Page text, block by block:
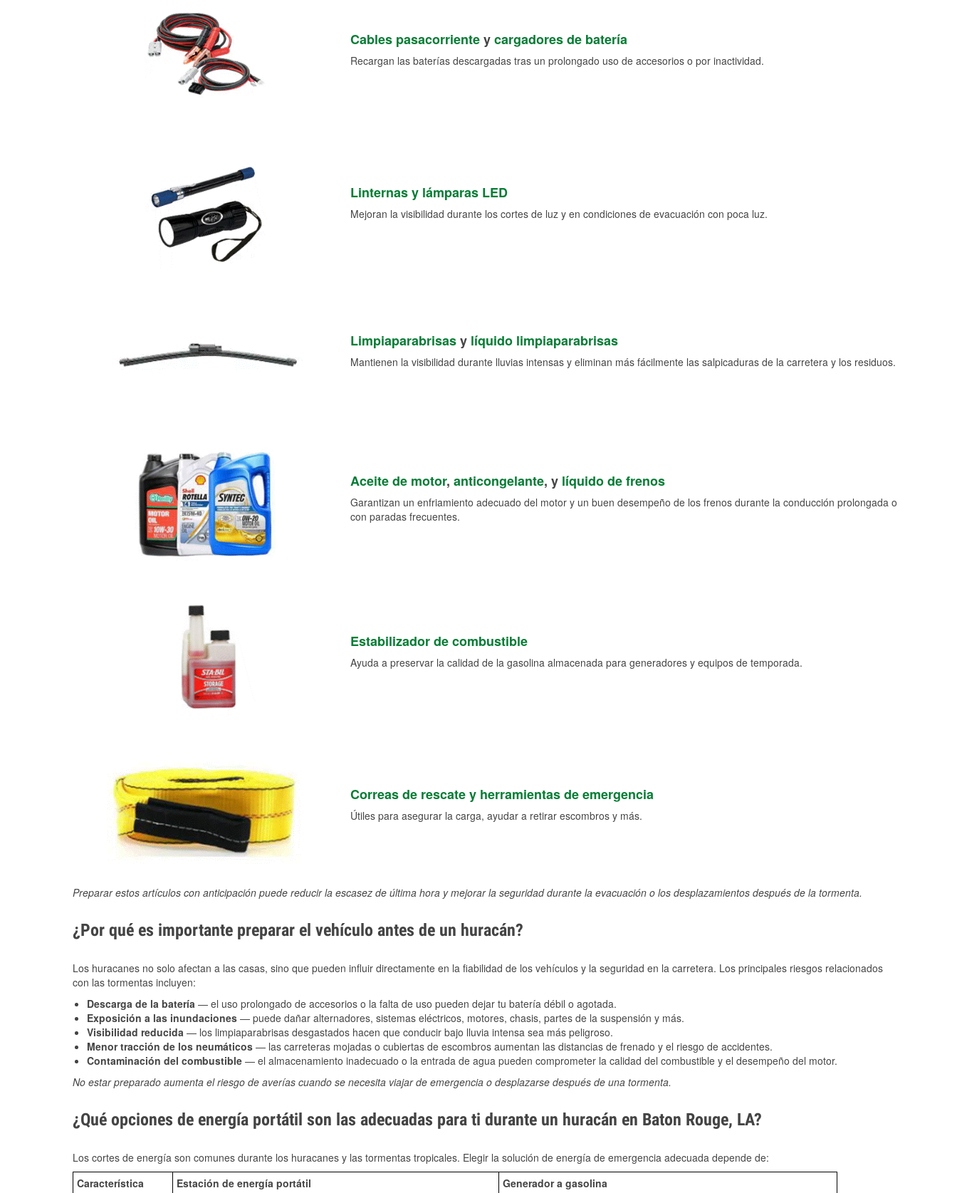
Cables pasacorrienteycargadores de batería
Recargan las baterías descargadas tras un prolongado uso de accesorios o por inactividad.
Linternas y lámparas LED
Mejoran la visibilidad durante los cortes de luz y en condiciones de evacuación con poca luz.
Limpiaparabrisasy líquido limpiaparabrisas
Mantienen la visibilidad durante lluvias intensas y eliminan más fácilmente las salpicaduras de la carretera y los residuos.
Aceite de motor, anticongelante, y líquido de frenos
Garantizan un enfriamiento adecuado del motor y un buen desempeño de los frenos durante la conducción prolongada o
con paradas frecuentes.
Estabilizador de combustible
Ayuda a preservar la calidad de la gasolina almacenada para generadores y equipos de temporada.
Correas de rescate y herramientas de emergencia
Útiles para asegurar la carga, ayudar a retirar escombros y más.
Preparar estos artículos con anticipación puede reducir la escasez de última hora y mejorar la seguridad durante la evacuación o los desplazamientos después de la tormenta.
¿Por qué es importante preparar el vehículo antes de un huracán?
Los huracanes no solo afectan a las casas, sino que pueden influir directamente en la fiabilidad de los vehículos y la seguridad en la carretera. Los principales riesgos relacionados
con las tormentas incluyen:
Descarga de la batería — el uso prolongado de accesorios o la falta de uso pueden dejar tu batería débil o agotada.
Exposición a las inundaciones — puede dañar alternadores, sistemas eléctricos, motores, chasis, partes de la suspensión y más.
Visibilidad reducida — los limpiaparabrisas desgastados hacen que conducir bajo lluvia intensa sea más peligroso.
Menor tracción de los neumáticos — las carreteras mojadas o cubiertas de escombros aumentan las distancias de frenado y el riesgo de accidentes.
Contaminación del combustible — el almacenamiento inadecuado o la entrada de agua pueden comprometer la calidad del combustible y el desempeño del motor.
No estar preparado aumenta el riesgo de averías cuando se necesita viajar de emergencia o desplazarse después de una tormenta.
¿Qué opciones de energía portátil son las adecuadas para ti durante un huracán en Baton Rouge, LA?
Los cortes de energía son comunes durante los huracanes y las tormentas tropicales. Elegir la solución de energía de emergencia adecuada depende de:
Característica
Estación de energía portátil Generador a gasolina